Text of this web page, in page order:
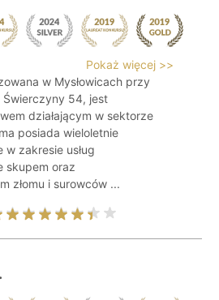
Pokaż więcej >>
w Mysłowicach przy
Świerczyny 54, jest
działającym w sektorze
posiada wieloletnie
zakresie usług
skupem oraz
złomu i surowców ...